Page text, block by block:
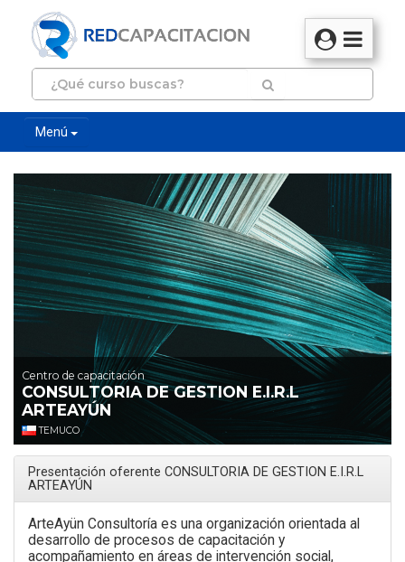
Menú
Centro de capacitación
CONSULTORIA DE GESTION E.I.R.L
ARTEAYÚN
TEMUCO
Presentación oferente CONSULTORIA DE GESTION E.I.R.L
ARTEAYÚN
ArteAyün Consultoría es una organización orientada al
desarrollo de procesos de capacitación y
acompañamiento en áreas de intervención social,